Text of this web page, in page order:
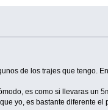
de los trajes que tengo.
es como si llevaras un
yo, es bastante diferente